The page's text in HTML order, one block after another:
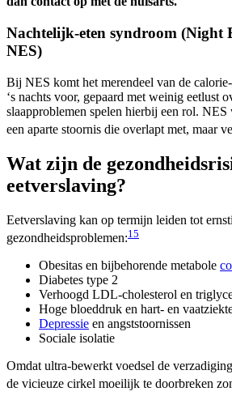
Nachtelijk-eten syndroom (Night
NES)
Bij NES komt het merendeel van de
‘s nachts voor, gepaard met weinig eetlust
slaapproblemen spelen hierbij een rol.
een aparte stoornis die overlapt met, maar
Wat zijn de
eetverslaving?
Eetverslaving kan op termijn leiden tot
gezondheidsproblemen:1 5
Obesitas en bijbehorende metabole
Diabetes type 2
Verhoogd LDL-cholesterol en
Hoge bloeddruk en hart- en
Depressie en angststoornissen
Sociale isolatie
Omdat ultra-bewerkt voedsel de
de vicieuze cirkel moeilijk te doorbreken